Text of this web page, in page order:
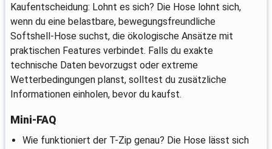
Kaufentscheidung: Lohnt es sich? Die Hose lohnt sich,
wenn du eine belastbare, bewegungsfreundliche
Softshell-Hose suchst, die ökologische Ansätze mit
praktischen Features verbindet. Falls du exakte
technische Daten bevorzugst oder extreme
Wetterbedingungen planst, solltest du zusätzliche
Informationen einholen, bevor du kaufst.
Mini-FAQ
Wie funktioniert der T-Zip genau? Die Hose lässt sich